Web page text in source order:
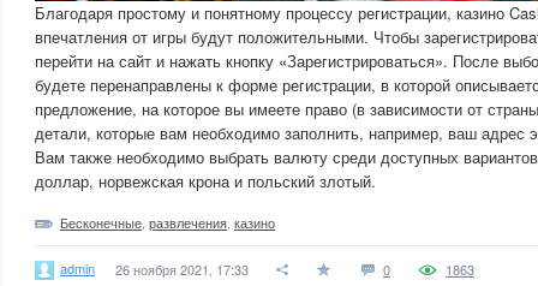
Благодаря простому и понятному процессу регистрации, казино
впечатления от игры будут положительными. Чтобы
перейти на сайт и нажать кнопку «Зарегистрироваться». После
будете перенаправлены к форме регистрации, в которой
предложение, на которое вы имеете право (в зависимости от
детали, которые вам необходимо заполнить, например, ваш адрес
Вам также необходимо выбрать валюту среди доступных
доллар, норвежская крона и польский злотый.
Бесконечные развлечения казино
admin 26 ноября 2021, 17:33 0 1863